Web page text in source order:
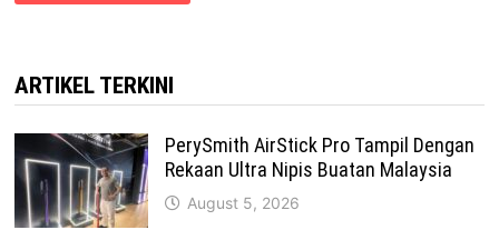
ARTIKEL TERKINI
PerySmith AirStick Pro Tampil Dengan
Rekaan Ultra Nipis Buatan Malaysia
August 5, 2026